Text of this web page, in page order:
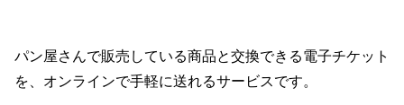
パン屋さんで販売している商品と交換できる電子チケット
を、オンラインで手軽に送れるサービスです。